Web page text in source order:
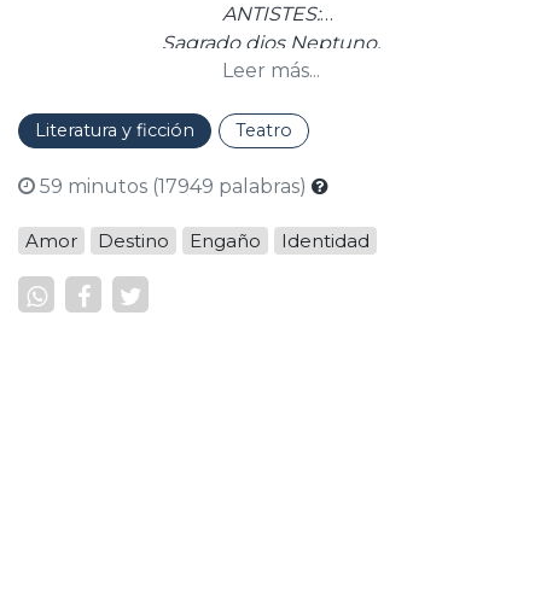
ANTISTES:
Sagrado dios Neptuno,
griegos ofendes a pesar de Juno.
Causando está desmayos
CLARÍN:
no muera en agua el que ha vivido en vino!"
Leer más...
Literatura y ficción Teatro
59 minutos (17949 palabras)
Amor Destino Engaño Identidad